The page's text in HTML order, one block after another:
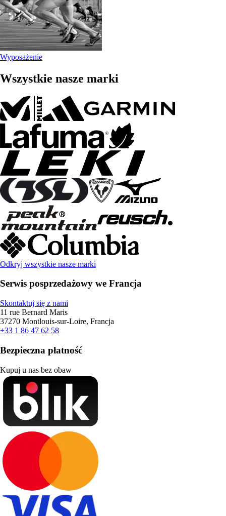
Wyposażenie
Wszystkie nasze marki
Odkryj wszystkie nasze marki
Serwis posprzedażowy we Francja
Skontaktuj się z nami
11 rue Bernard Maris
37270 Montlouis-sur-Loire, Francja
+33 1 86 47 62 58
Bezpieczna płatność
Kupuj u nas bez obaw